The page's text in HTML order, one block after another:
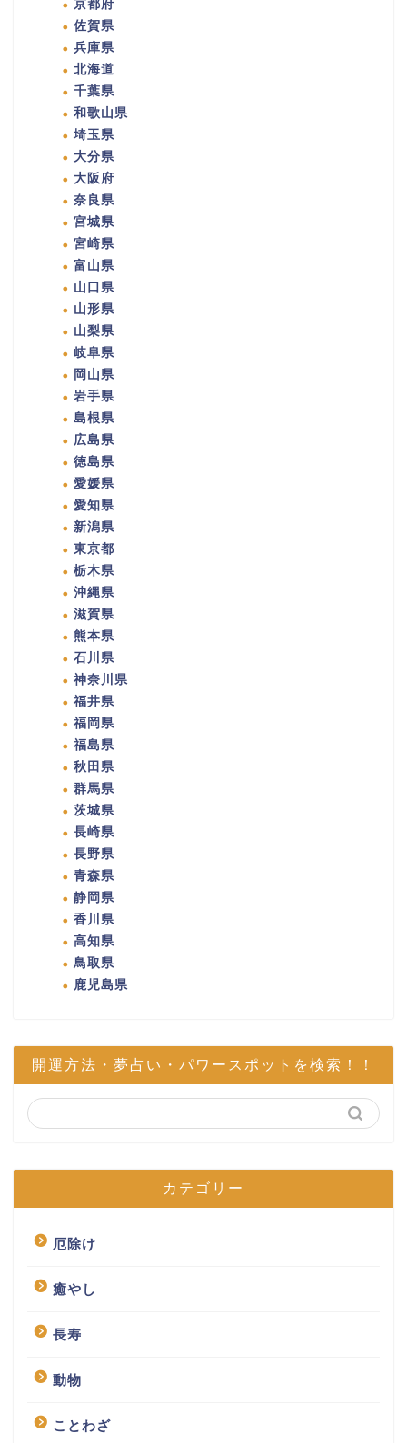
京都府
佐賀県
兵庫県
北海道
千葉県
和歌山県
埼玉県
大分県
大阪府
奈良県
宮城県
宮崎県
富山県
山口県
山形県
山梨県
岐阜県
岡山県
岩手県
島根県
広島県
徳島県
愛媛県
愛知県
新潟県
東京都
栃木県
沖縄県
滋賀県
熊本県
石川県
神奈川県
福井県
福岡県
福島県
秋田県
群馬県
茨城県
長崎県
長野県
青森県
静岡県
香川県
高知県
鳥取県
鹿児島県
開運方法・夢占い・パワースポットを検索！！
カテゴリー
厄除け
癒やし
長寿
動物
ことわざ